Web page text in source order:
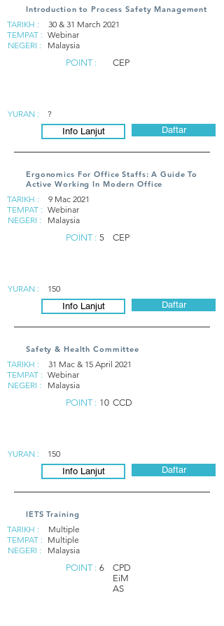
Introduction to Process Safety Management
TARIKH :
30 & 31 March 2021
TEMPAT : Webinar
NEGERI :
Malaysia
POINT :
CEP
YURAN :
?
Info Lanjut
Daftar
Ergonomics For Office Staffs: A Guide To
Active Working In Modern Office
TARIKH :
9 Mac 2021
TEMPAT : Webinar
NEGERI :
Malaysia
POINT : 5 CEP
YURAN :
150
Info Lanjut
Daftar
Safety & Health Committee
TARIKH :
31 Mac & 15 April 2021
TEMPAT : Webinar
NEGERI :
Malaysia
POINT : 10 CCD
YURAN :
150
Info Lanjut
Daftar
IETS Training
TARIKH :
Multiple
TEMPAT : Multiple
NEGERI :
Malaysia
POINT : 6
CPD
EiM
AS